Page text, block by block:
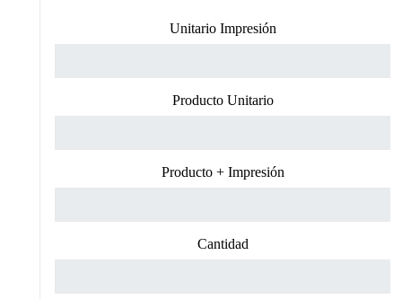
Unitario Impresión
Producto Unitario
Producto + Impresión
Cantidad